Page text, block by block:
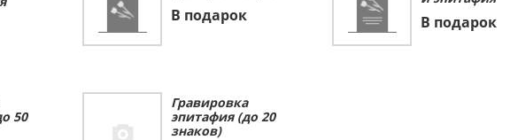
В подарок В подарок
50
Гравировка
эпитафия (до 20
знаков)